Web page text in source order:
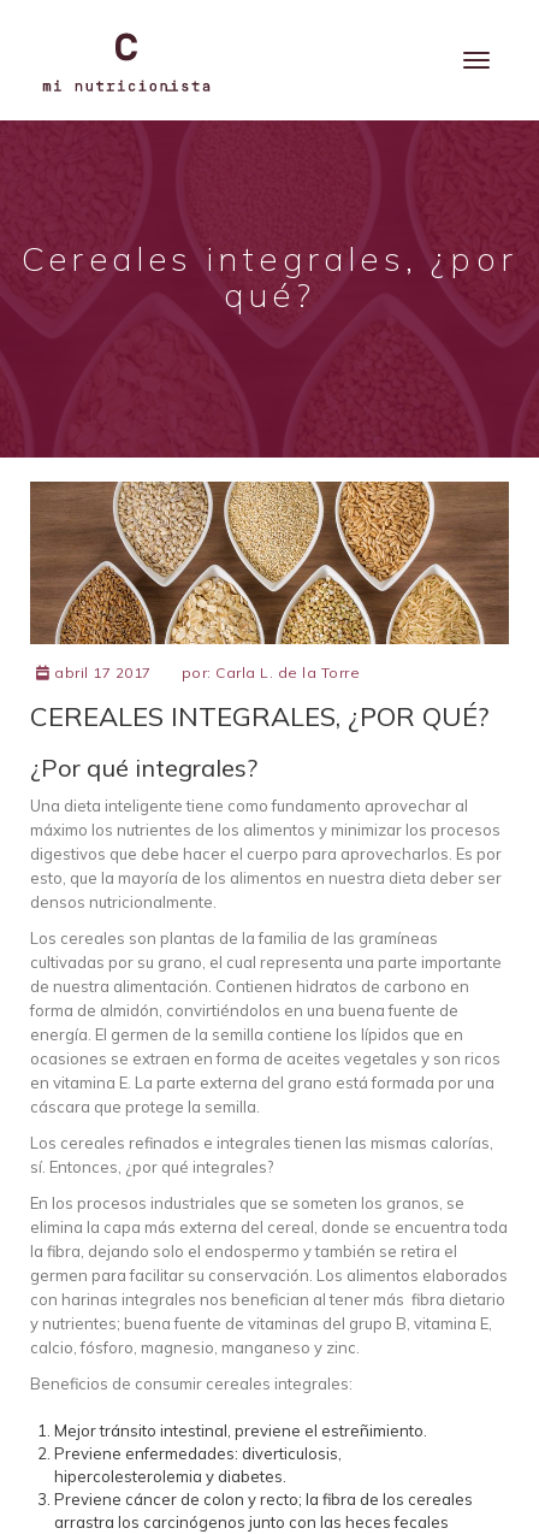
Cereales integrales, ¿por
qué?
abril 17 2017 por: Carla L. de la Torre
CEREALES INTEGRALES, ¿POR QUÉ?
¿Por qué integrales?
Una dieta inteligente tiene como fundamento aprovechar al
máximo los nutrientes de los alimentos y minimizar los procesos
digestivos que debe hacer el cuerpo para aprovecharlos. Es por
esto, que la mayoría de los alimentos en nuestra dieta deber ser
densos nutricionalmente.
Los cereales son plantas de la familia de las gramíneas
cultivadas por su grano, el cual representa una parte importante
de nuestra alimentación. Contienen hidratos de carbono en
forma de almidón, convirtiéndolos en una buena fuente de
energía. El germen de la semilla contiene los lípidos que en
ocasiones se extraen en forma de aceites vegetales y son ricos
en vitamina E. La parte externa del grano está formada por una
cáscara que protege la semilla.
Los cereales refinados e integrales tienen las mismas calorías,
sí. Entonces, ¿por qué integrales?
En los procesos industriales que se someten los granos, se
elimina la capa más externa del cereal, donde se encuentra toda
la fibra, dejando solo el endospermo y también se retira el
germen para facilitar su conservación. Los alimentos elaborados
con harinas integrales nos benefician al tener más fibra dietario
y nutrientes; buena fuente de vitaminas del grupo B, vitamina E,
calcio, fósforo, magnesio, manganeso y zinc.
Beneficios de consumir cereales integrales:
Mejor tránsito intestinal, previene el estreñimiento.
Previene enfermedades: diverticulosis,
hipercolesterolemia y diabetes.
Previene cáncer de colon y recto; la fibra de los cereales
arrastra los carcinógenos junto con las heces fecales